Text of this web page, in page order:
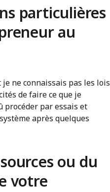
particulières
au
je ne connaissais pas les lois
de faire ce que je
procéder par essais et
après quelques
ou du
votre